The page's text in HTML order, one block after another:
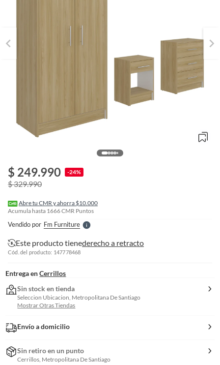
$ 249.990 -24%
$ 329.990
Abre tu CMR y ahorra $10.000
Acumula hasta 1666CMR Puntos
Vendido por Fm FurnitureS
l
l
I
n
Este producto tienederecho a retracto
Cód. del producto: 147778468
Entrega en Cerrillos
Sin stock en tienda
Seleccion Ubicacion, Metropolitana De Santiago
Mostrar Otras Tiendas
Envío a domicilio
Sin retiro en un punto
Cerrillos, Metropolitana De Santiago